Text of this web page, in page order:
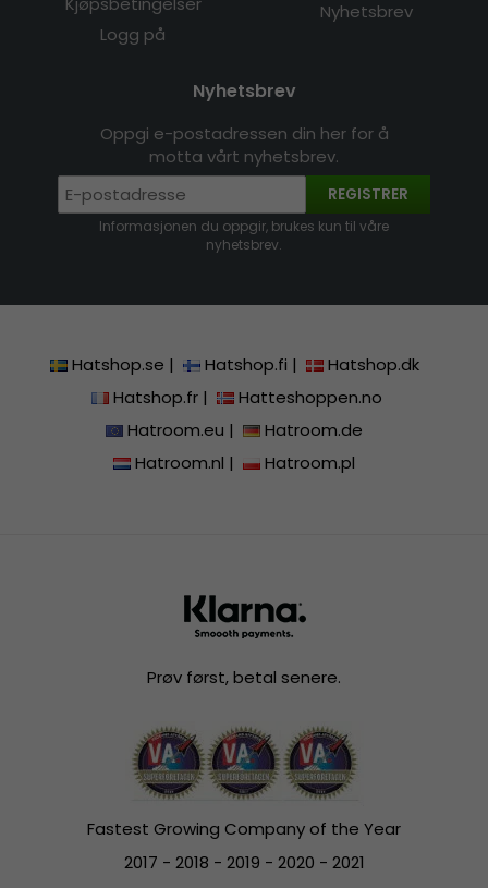
Logg på
Nyhetsbrev
Nyhetsbrev
Oppgi e-postadressen din her for å
motta vårt nyhetsbrev.
REGISTRER
Informasjonen du oppgir, brukes kun til våre
nyhetsbrev.
Hatshop.se | Hatshop.fi |
Hatshop.dk
Hatshop.fr|
Hatteshoppen.no
Hatroom.eu |
Hatroom.de
Hatroom.nl | Hatroom.pl
Prøv først, betal senere.
Fastest Growing Company of the Year
2017 - 2018 - 2019 - 2020 - 2021